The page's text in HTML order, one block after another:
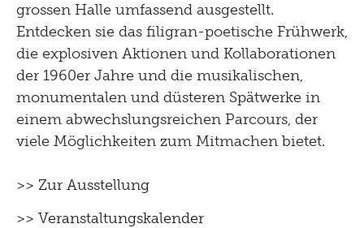
grossen Halle umfassend ausgestellt.
Entdecken sie das filigran-poetische Frühwerk,
die explosiven Aktionen und Kollaborationen
der 1960er Jahre und die musikalischen,
monumentalen und düsteren Spätwerke in
einem abwechslungsreichen Parcours, der
viele Möglichkeiten zum Mitmachen bietet.
>> Zur Ausstellung
>> Veranstaltungskalender